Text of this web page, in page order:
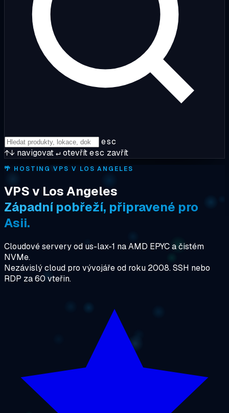
esc
↑↓ navigovat↵otevřítesc zavřít
🌴 HOSTING VPS V LOS ANGELES
VPS v Los Angeles
Západní pobřeží, připravené pro
Asii.
Cloudové servery od us-lax-1 na AMD EPYC a čistém
NVMe.
Nezávislý cloud pro vývojáře od roku 2008. SSH nebo
RDP za 60 vteřin.